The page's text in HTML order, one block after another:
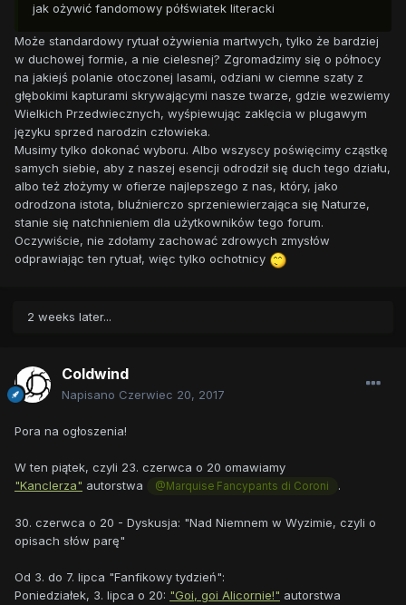
jak ożywić fandomowy półświatek literacki
Może standardowy rytuał ożywienia martwych, tylko że bardziej
w duchowej formie, a nie cielesnej? Zgromadzimy się o północy
na jakiejś polanie otoczonej lasami, odziani w ciemne szaty z
głębokimi kapturami skrywającymi nasze twarze, gdzie wezwiemy
Wielkich Przedwiecznych, wyśpiewując zaklęcia w plugawym
języku sprzed narodzin człowieka.
Musimy tylko dokonać wyboru. Albo wszyscy poświęcimy cząstkę
samych siebie, aby z naszej esencji odrodził się duch tego działu,
albo też złożymy w ofierze najlepszego z nas, który, jako
odrodzona istota, bluźnierczo sprzeniewierzająca się Naturze,
stanie się natchnieniem dla użytkowników tego forum.
Oczywiście, nie zdołamy zachować zdrowych zmysłów
odprawiając ten rytuał, więc tylko ochotnicy
2 weeks later...
Coldwind
Napisano Czerwiec 20, 2017
Pora na ogłoszenia!
W ten piątek, czyli 23. czerwca o 20 omawiamy
"Kanclerza" autorstwa @Marquise Fancypants di Coroni .
30. czerwca o 20 - Dyskusja: "Nad Niemnem w Wyzimie, czyli o
opisach słów parę"
Od 3. do 7. lipca "Fanfikowy tydzień":
Poniedziałek, 3. lipca o 20: "Goi, goi Alicornie!" autorstwa